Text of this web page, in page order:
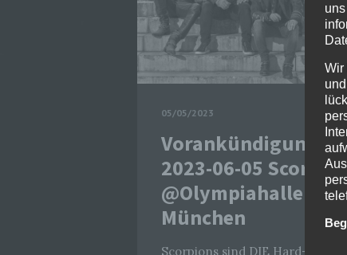
05/05/2023
Vorankündigung:
2023-06-05
@Olympiahalle
München
Scorpions sind DIE Hard-Rock-
Wir